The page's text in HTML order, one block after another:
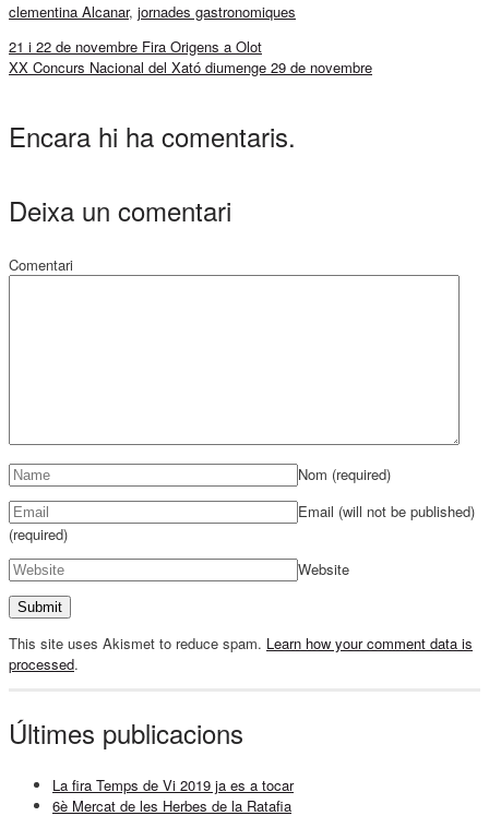
clementina Alcanar, jornades gastronomiques
21 i 22 de novembre Fira Origens a Olot
XX Concurs Nacional del Xató diumenge 29 de novembre
Encara hi ha comentaris.
Deixa un comentari
Comentari
Nom (required)
Email (will not be published)
(required)
Website
This site uses Akismet to reduce spam. Learn how your comment data is
processed.
Últimes publicacions
La fira Temps de Vi 2019 ja es a tocar
6è Mercat de les Herbes de la Ratafia